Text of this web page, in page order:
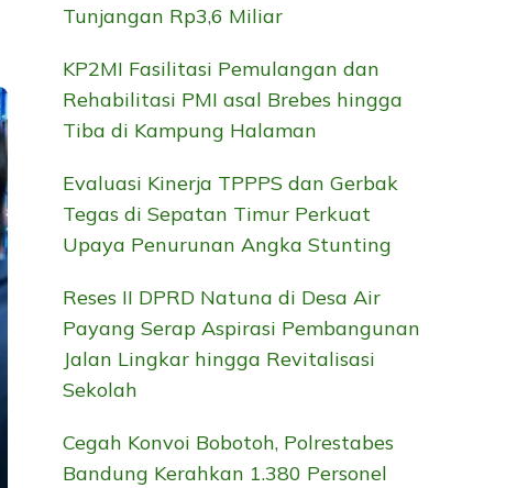
Tunjangan Rp3,6 Miliar
KP2MI Fasilitasi Pemulangan dan
Rehabilitasi PMI asal Brebes hingga
Tiba di Kampung Halaman
Evaluasi Kinerja TPPPS dan Gerbak
Tegas di Sepatan Timur Perkuat
Upaya Penurunan Angka Stunting
Reses II DPRD Natuna di Desa Air
Payang Serap Aspirasi Pembangunan
Jalan Lingkar hingga Revitalisasi
Sekolah
Cegah Konvoi Bobotoh, Polrestabes
Bandung Kerahkan 1.380 Personel